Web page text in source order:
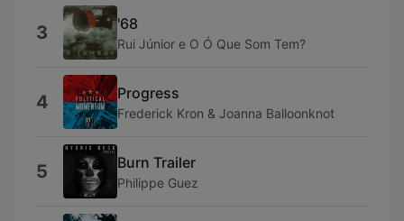
3 '68
Rui Júnior e O Ó Que Som Tem?
4 Progress
Frederick Kron & Joanna Balloonknot
5 Burn Trailer
Philippe Guez